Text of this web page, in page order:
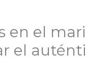
en el
el